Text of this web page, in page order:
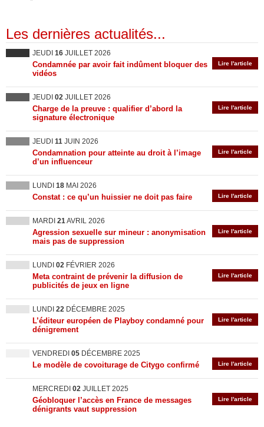
Les dernières actualités...
JEUDI 16 JUILLET 2026
Lire l'article
Condamnée par avoir fait indûment bloquer des
vidéos
JEUDI 02 JUILLET 2026
Lire l'article
Charge de la preuve : qualifier d’abord la
signature électronique
JEUDI 11 JUIN 2026
Lire l'article
Condamnation pour atteinte au droit à l’image
d’un influenceur
LUNDI 18 MAI 2026
Lire l'article
Constat : ce qu’un huissier ne doit pas faire
MARDI 21AVRIL 2026
Lire l'article
Agression sexuelle sur mineur : anonymisation
mais pas de suppression
LUNDI 02 FÉVRIER 2026
Lire l'article
Meta contraint de prévenir la diffusion de
publicités de jeux en ligne
LUNDI 22 DÉCEMBRE 2025
Lire l'article
L’éditeur européen de Playboy condamné pour
dénigrement
VENDREDI 05 DÉCEMBRE 2025
Lire l'article
Le modèle de covoiturage de Citygo confirmé
MERCREDI 02 JUILLET 2025
Lire l'article
Géobloquer l’accès en France de messages
dénigrants vaut suppression